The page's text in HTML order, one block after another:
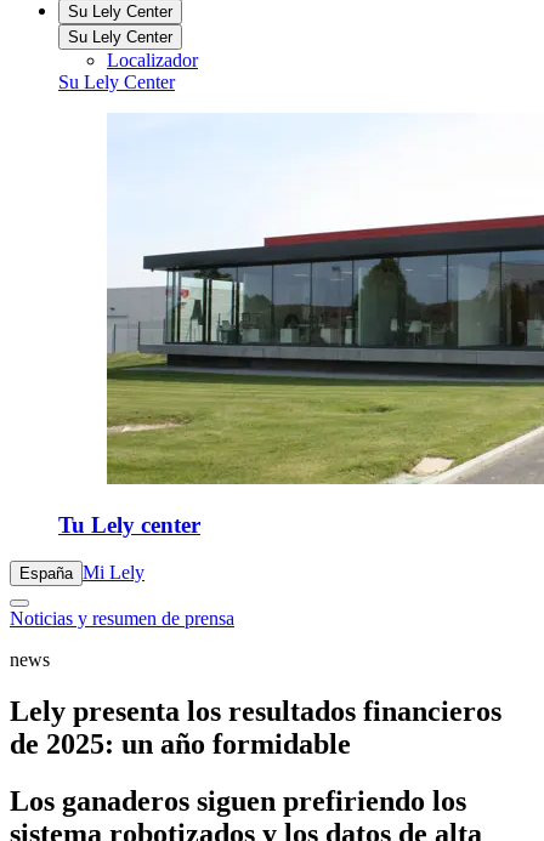
Su Lely Center
Su Lely Center
Localizador
Su Lely Center
Tu Lely center
España Mi Lely
Noticias y resumen de prensa
news
Lely presenta los resultados financieros
de 2025: un año formidable
Los ganaderos siguen prefiriendo los
sistema robotizados y los datos de alta